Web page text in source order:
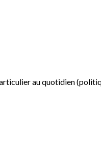
au quotidien